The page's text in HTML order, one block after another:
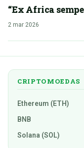
“Ex Africa
2 mar 2026
CRIPTOMOEDAS
Ethereum (ETH)
BNB
Solana (SOL)